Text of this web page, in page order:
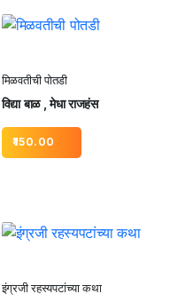
मिळवतीची पोतडी
विद्या बाळ , मेधा राजहंस
150.00
इंग्रजी रहस्यपटांच्या कथा